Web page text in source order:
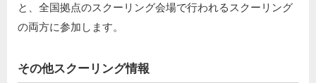
と、全国拠点のスクーリング会場で⾏われるスクーリング
の両⽅に参加します。
その他スクーリング情報